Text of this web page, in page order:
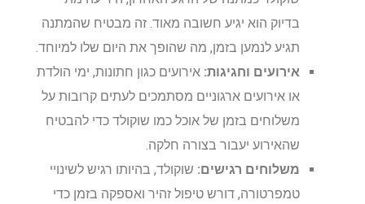
בדיוק הוא יגיע חשובה מאוד. זה מבטיח שהמתנה
תגיע לנמען בזמן, מה שהופך את היום שלו למיוחד.
אירועים וחגיגות:אירועים כגון חתונות, ימי הולדת
או אירועים ארגוניים מסתמכים לעתים קרובות על
משלוחים בזמן של אוכל כמו שוקולד כדי להבטיח
שהאירוע יעבור בצורה חלקה.
משלוחים רגישים:שוקולד, בהיותו רגיש לשינויי
טמפרטורה, דורש טיפול זהיר ואספקה בזמן כדי